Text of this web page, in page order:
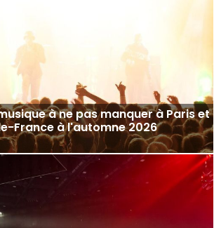
à ne pas manquer à Paris et
France à l'automne 2026